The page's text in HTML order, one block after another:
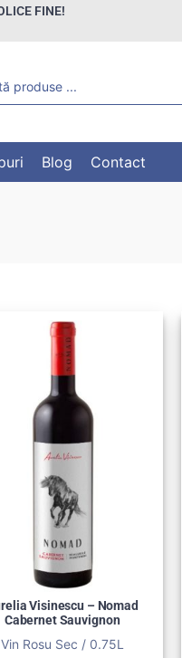
FINE!
Blog Contact
Visinescu – Nomad
Cabernet Sauvignon
Vin Rosu Sec / 0.75L